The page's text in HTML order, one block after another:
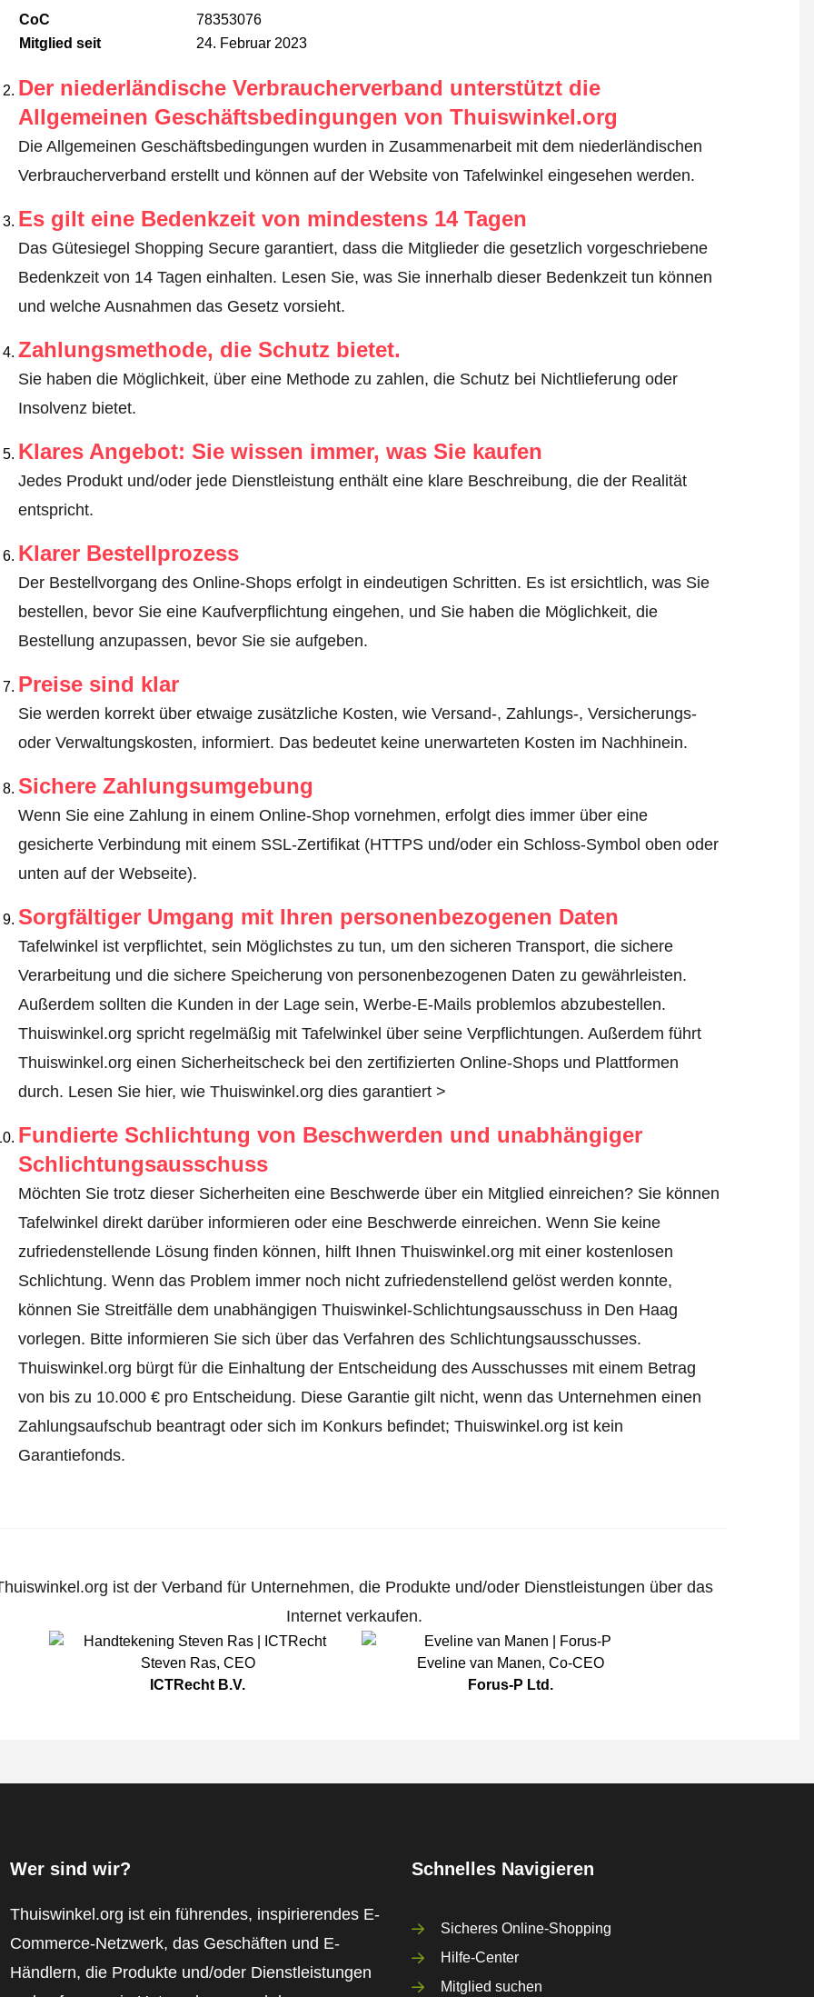
CoC
78353076
Mitglied seit
24. Februar 2023
Der niederländische Verbraucherverband unterstützt die
Allgemeinen Geschäftsbedingungen von Thuiswinkel.org
Die Allgemeinen Geschäftsbedingungen wurden in Zusammenarbeit mit dem niederländischen
Verbraucherverband erstellt und können auf der Website von Tafelwinkel eingesehen werden.
Es gilt eine Bedenkzeit von mindestens 14 Tagen
Das Gütesiegel Shopping Secure garantiert, dass die Mitglieder die gesetzlich vorgeschriebene
Bedenkzeit von 14 Tagen einhalten. Lesen Sie, was Sie innerhalb dieser Bedenkzeit tun können
und welche Ausnahmen das Gesetz vorsieht.
Zahlungsmethode, die Schutz bietet.
Sie haben die Möglichkeit, über eine Methode zu zahlen, die Schutz bei Nichtlieferung oder
Insolvenz bietet.
Klares Angebot: Sie wissen immer, was Sie kaufen
Jedes Produkt und/oder jede Dienstleistung enthält eine klare Beschreibung, die der Realität
entspricht.
Klarer Bestellprozess
Der Bestellvorgang des Online-Shops erfolgt in eindeutigen Schritten. Es ist ersichtlich, was Sie
bestellen, bevor Sie eine Kaufverpflichtung eingehen, und Sie haben die Möglichkeit, die
Bestellung anzupassen, bevor Sie sie aufgeben.
Preise sind klar
Sie werden korrekt über etwaige zusätzliche Kosten, wie Versand-, Zahlungs-, Versicherungs-
oder Verwaltungskosten, informiert. Das bedeutet keine unerwarteten Kosten im Nachhinein.
Sichere Zahlungsumgebung
Wenn Sie eine Zahlung in einem Online-Shop vornehmen, erfolgt dies immer über eine
gesicherte Verbindung mit einem SSL-Zertifikat (HTTPS und/oder ein Schloss-Symbol oben oder
unten auf der Webseite).
Sorgfältiger Umgang mit Ihren personenbezogenen Daten
Tafelwinkel ist verpflichtet, sein Möglichstes zu tun, um den sicheren Transport, die sichere
Verarbeitung und die sichere Speicherung von personenbezogenen Daten zu gewährleisten.
Außerdem sollten die Kunden in der Lage sein, Werbe-E-Mails problemlos abzubestellen.
Thuiswinkel.org spricht regelmäßig mit Tafelwinkel über seine Verpflichtungen. Außerdem führt
Thuiswinkel.org einen Sicherheitscheck bei den zertifizierten Online-Shops und Plattformen
durch. Lesen Sie hier, wie Thuiswinkel.org dies garantiert >
Fundierte Schlichtung von Beschwerden und unabhängiger
Schlichtungsausschuss
Möchten Sie trotz dieser Sicherheiten eine Beschwerde über ein Mitglied einreichen? Sie können
Tafelwinkel direkt darüber informieren oder eine Beschwerde einreichen. Wenn Sie keine
zufriedenstellende Lösung finden können, hilft Ihnen Thuiswinkel.org mit einer kostenlosen
Schlichtung. Wenn das Problem immer noch nicht zufriedenstellend gelöst werden konnte,
können Sie Streitfälle dem unabhängigen Thuiswinkel-Schlichtungsausschuss in Den Haag
vorlegen. Bitte informieren Sie sich über das Verfahren des Schlichtungsausschusses.
Thuiswinkel.org bürgt für die Einhaltung der Entscheidung des Ausschusses mit einem Betrag
von bis zu 10.000 € pro Entscheidung. Diese Garantie gilt nicht, wenn das Unternehmen einen
Zahlungsaufschub beantragt oder sich im Konkurs befindet; Thuiswinkel.org ist kein
Garantiefonds.
ist der Verband für Unternehmen, die Produkte und/oder Dienstleistungen über das
Internet verkaufen.
Steven Ras, CEO
ICTRecht B.V.
Eveline van Manen, Co-CEO
Forus-P Ltd.
Wer sind wir?
Thuiswinkel.org ist ein führendes, inspirierendes E-
Commerce-Netzwerk, das Geschäften und E-
Händlern, die Produkte und/oder Dienstleistungen
Schnelles Navigieren
Sicheres Online-Shopping
Hilfe-Center
Mitglied suchen